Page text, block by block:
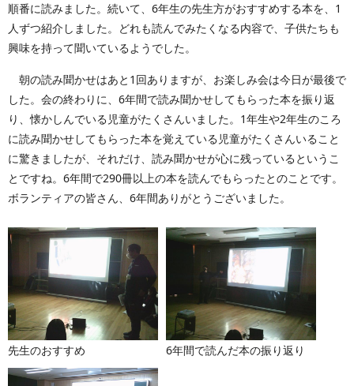
順番に読みました。続いて、6年生の先生方がおすすめする本を、1
人ずつ紹介しました。どれも読んでみたくなる内容で、子供たちも
興味を持って聞いているようでした。
朝の読み聞かせはあと1回ありますが、お楽しみ会は今日が最後で
した。会の終わりに、6年間で読み聞かせしてもらった本を振り返
り、懐かしんでいる児童がたくさんいました。1年生や2年生のころ
に読み聞かせしてもらった本を覚えている児童がたくさんいること
に驚きましたが、それだけ、読み聞かせが心に残っているというこ
とですね。6年間で290冊以上の本を読んでもらったとのことです。
ボランティアの皆さん、6年間ありがとうございました。
先生のおすすめ 6年間で読んだ本の振り返り